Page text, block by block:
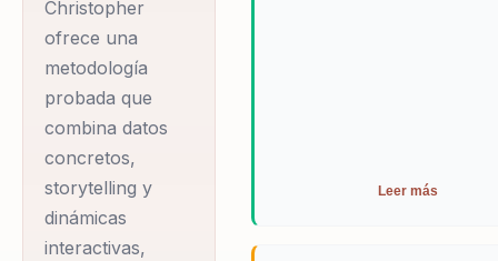
Christopher
ofrece una
metodología
probada que
combina datos
concretos,
storytelling y
dinámicas
interactivas,
Leer más